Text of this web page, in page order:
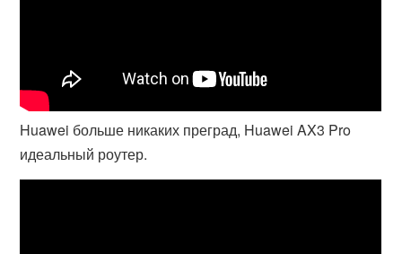
Huawei больше никаких преград, Huawei AX3 Pro
идеальный роутер.